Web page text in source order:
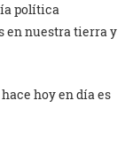
política
en nuestra tierra y
hoy en día es